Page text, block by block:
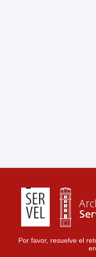
Por favor, resuelve el